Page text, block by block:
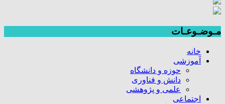
مـوضـوعـات
خانه
آموزشی
حوزه و دانشگاه
دانش و فناوری
علمی و پژوهشی
اجتماعی